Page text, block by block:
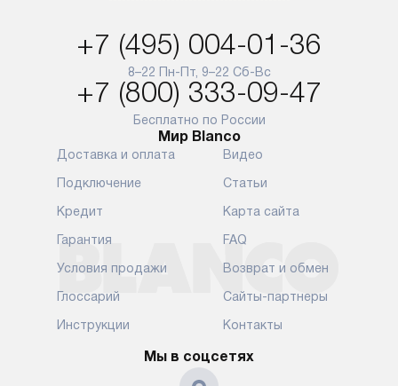
аксессуаров не предусмотрена.
Для доставки в другие регионы
мы используем услуги
транспортной компании.
Уточняйте все условия доставки
у нашего менеджера при
оформлении заказа.
В установленный день наша
упакованный прибор прямо
к вашей двери или до прихожей.
Если вам необходимо
переместить прибор к месту его
установки, пожалуйста,
предварительно обсудите это
с нашим менеджером. Эта
возможные
Готовые
+7 (495) 004-01-36
8–22 Пн-Пт, 9–22 Сб-Вс
+7 (800) 333-09-47
Бесплатно по России
Мир Blanco
Доставка и оплата
Подключение
Кредит
Гарантия
Условия продажи
Глоссарий
Инструкции
Видео
Статьи
Карта сайта
FAQ
Возврат и обмен
Сайты-партнеры
Контакты
Мы в соцсетях